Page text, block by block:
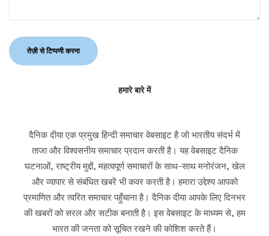
हमारे बारे में
दैनिक दीया एक प्रमुख हिन्दी समाचार वेबसाइट है जो भारतीय संदर्भ में
ताजा और विश्वसनीय समाचार प्रदान करती है। यह वेबसाइट दैनिक
घटनाओं, राष्ट्रीय मुद्दों, महत्वपूर्ण समाचारों के साथ-साथ मनोरंजन, खेल
और व्यापार से संबंधित खबरें भी कवर करती है। हमारा उद्देश्य आपको
प्रमाणित और त्वरित समाचार पहुँचाना है। दैनिक दीया आपके लिए दिनभर
की खबरों को सरल और सटीक बनाती है। इस वेबसाइट के माध्यम से, हम
भारत की जनता को सूचित रखने की कोशिश करते हैं।